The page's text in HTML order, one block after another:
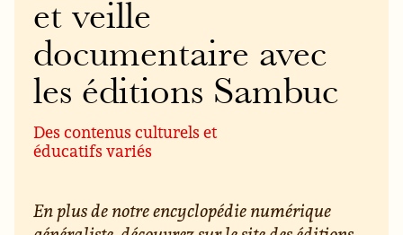
et veille
documentaire avec
les éditions Sambuc
Des contenus culturels et
éducatifs variés
En plus de notre encyclopédie numérique